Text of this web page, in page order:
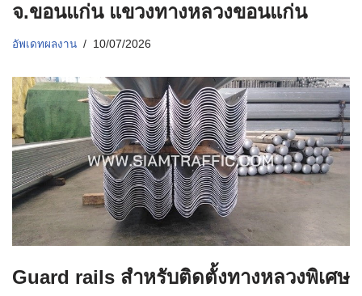
จ.ขอนแก่น แขวงทางหลวงขอนแก่น
อัพเดทผลงาน 10/07/2026
Guard rails สำหรับติดตั้งทางหลวงพิเศษ